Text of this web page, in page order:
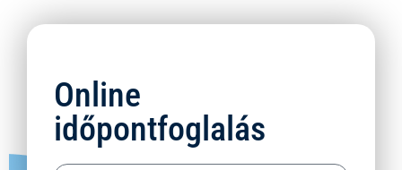
Online
időpontfoglalás